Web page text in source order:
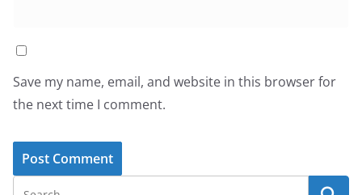
Save my name, email, and website in this browser for
the next time I comment.